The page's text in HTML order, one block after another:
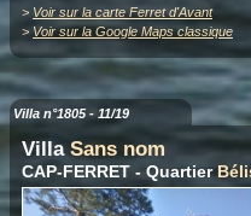
> Voir sur la carte Ferret d'Avant
> Voir sur la Google Maps classique
Villa n°1805 - 11/19
Villa Sans nom
CAP-FERRET - Quartier